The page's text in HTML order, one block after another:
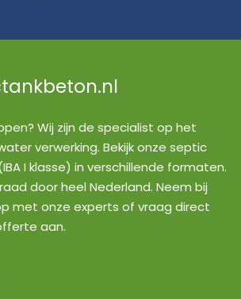
Wij zijn de specialist op het
verwerking. Bekijk onze septic
I klasse) in verschillende formaten.
door heel Nederland. Neem bij
met onze experts of vraag direct
aan.